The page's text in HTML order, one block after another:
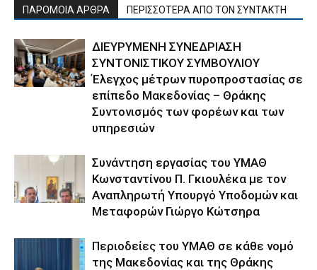
ΠΑΡΟΜΟΙΑ ΑΡΘΡΑ ΠΕΡΙΣΣΟΤΕΡΑ ΑΠΟ ΤΟΝ ΣΥΝΤΑΚΤΗ
ΔΙΕΥΡΥΜΕΝΗ ΣΥΝΕΔΡΙΑΣΗ
ΣΥΝΤΟΝΙΣΤΙΚΟΥ ΣΥΜΒΟΥΛΙΟΥ
Έλεγχος μέτρων πυροπροστασίας σε
επίπεδο Μακεδονίας – Θράκης
Συντονισμός των φορέων και των
υπηρεσιών
Συνάντηση εργασίας του ΥΜΑΘ
Κωνσταντίνου Π. Γκιουλέκα με τον
Αναπληρωτή Υπουργό Υποδομών και
Μεταφορών Γιώργο Κώτσηρα
Περιοδείες του ΥΜΑΘ σε κάθε νομό
της Μακεδονίας και της Θράκης